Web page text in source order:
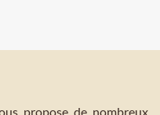
propose de nombreux